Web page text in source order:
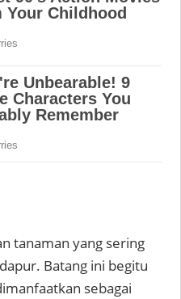
tanaman yang sering
Batang ini begitu
sebagai